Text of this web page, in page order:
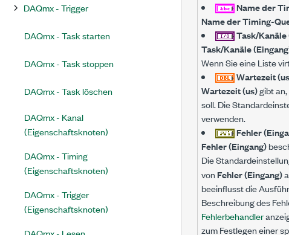
DAQmx - Trigger
DAQmx - Task starten
DAQmx - Task stoppen
DAQmx - Task löschen
DAQmx - Kanal
(Eigenschaftsknoten)
DAQmx - Timing
(Eigenschaftsknoten)
DAQmx - Trigger
(Eigenschaftsknoten)
Name der
Name der Timing-
Task/Kanäle
Task/Kanäle
Wenn Sie eine Liste
Wartezeit
Wartezeit (us)gibt
soll. Die
verwenden.
Fehler
Fehler (Eingang)
Die
vonFehler (Eingang)
beeinflusst die
Beschreibung des
Fehlerbehandler
zum Festlegen einer